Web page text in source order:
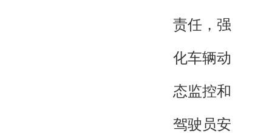
责任，强
化车辆动
态监控和
驾驶员安